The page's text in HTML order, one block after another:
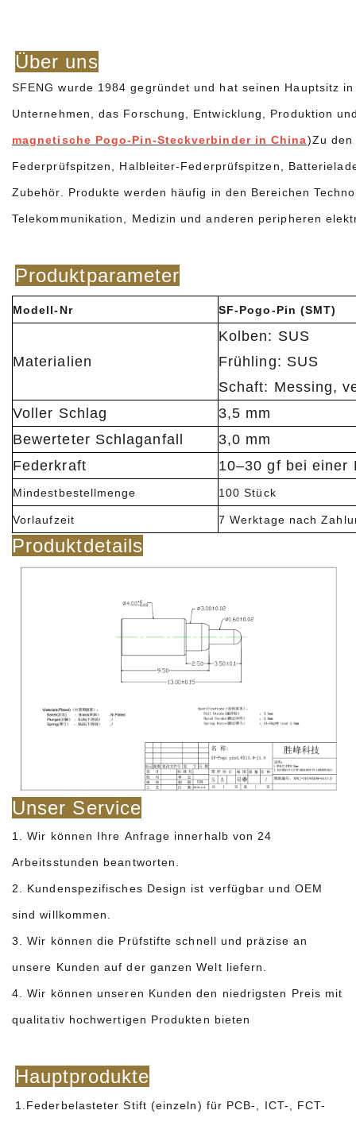
Über uns
SFENG wurde 1984 gegründet und hat seinen Hauptsitz
Unternehmen, das Forschung, Entwicklung, Produktion
magnetische Pogo-Pin-Steckverbinder in China)Zu
Federprüfspitzen, Halbleiter-Federprüfspitzen,
Zubehör. Produkte werden häufig in den Bereichen
Telekommunikation, Medizin und anderen peripheren
Produktparameter
Modell-Nr SF-Pogo-Pin (SMT)
Materialien
Kolben: SUS
Frühling: SUS
Schaft: Messing,
Voller Schlag
3,5 mm
Bewerteter Schlaganfall
3,0 mm
Federkraft
10–30 gf bei einer
Mindestbestellmenge 100 Stück
Vorlaufzeit 7 Werktage nach
Produktdetails
Unser Service
1. Wir können Ihre Anfrage innerhalb von 24
Arbeitsstunden beantworten.
2. Kundenspezifisches Design ist verfügbar und OEM
sind willkommen.
3. Wir können die Prüfstifte schnell und präzise an
unsere Kunden auf der ganzen Welt liefern.
4. Wir können unseren Kunden den niedrigsten Preis mit
qualitativ hochwertigen Produkten bieten
Hauptprodukte
1.Federbelasteter Stift (einzeln) für PCB-, ICT-, FCT-